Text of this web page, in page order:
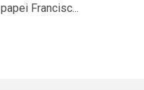
papei Francisc...